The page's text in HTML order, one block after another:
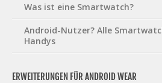
Was ist eine Smartwatch?
Android-Nutzer? Alle
Handys
ERWEITERUNGEN FÜR ANDROID WEAR